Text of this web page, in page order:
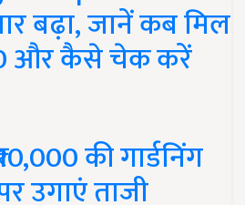
बढ़ा, जानें कब मिल
और कैसे चेक करें
की गार्डनिंग
उगाएं ताजी